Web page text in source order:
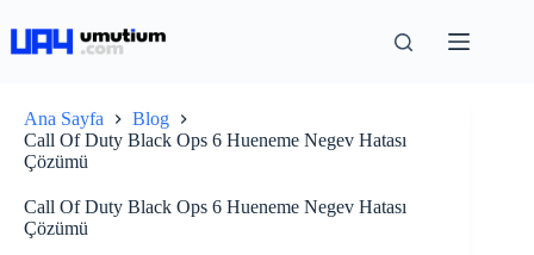
Ana Sayfa
Blog
Call Of Duty Black Ops 6 Hueneme Negev Hatası
Çözümü
Call Of Duty Black Ops 6 Hueneme Negev Hatası
Çözümü